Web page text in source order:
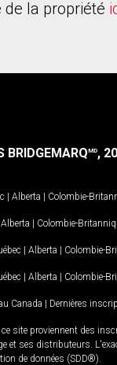
la propriété
BRIDGEMARQMD,
| Alberta | Colombie-
Alberta | Colombie-
| Alberta | Colombie-
| Alberta | Colombie-
Canada | Dernières
site proviennent des
et ses distributeurs.
de données (SDD®).